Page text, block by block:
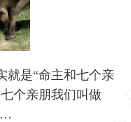
就是“命主和七个亲
个亲朋我们叫做
…